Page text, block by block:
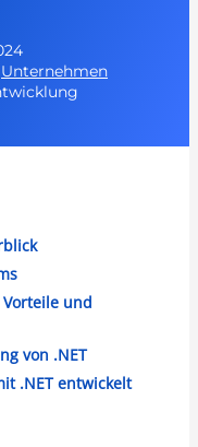
Unternehmen
und
von .NET
.NET entwickelt